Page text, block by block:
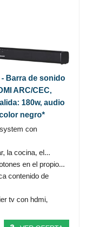
- Barra de sonido
ARC/CEC,
180w, audio
negro*
con
la cocina, el...
en el propio...
contenido de
tv con hdmi,